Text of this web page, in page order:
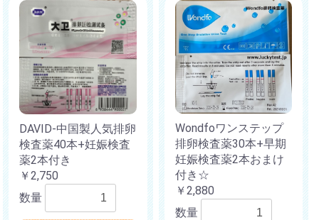
DAVID-中国製人気排卵
検査薬40本+妊娠検査
薬2本付き
￥2,750
数量
Wondfoワンステップ
排卵検査薬30本+早期
妊娠検査薬2本おまけ
付き☆
￥2,880
数量